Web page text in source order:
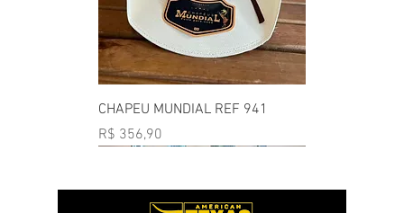
CHAPEU MUNDIAL REF 941
Preço
R$ 356,90